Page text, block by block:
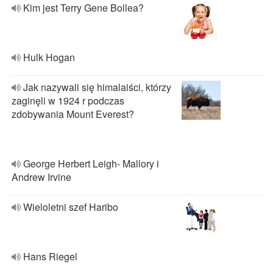
Kim jest Terry Gene Bollea?
Hulk Hogan
Jak nazywali się himalaiści, którzy
zaginęli w 1924 r podczas
zdobywania Mount Everest?
George Herbert Leigh- Mallory i
Andrew Irvine
Wieloletni szef Haribo
Hans Riegel